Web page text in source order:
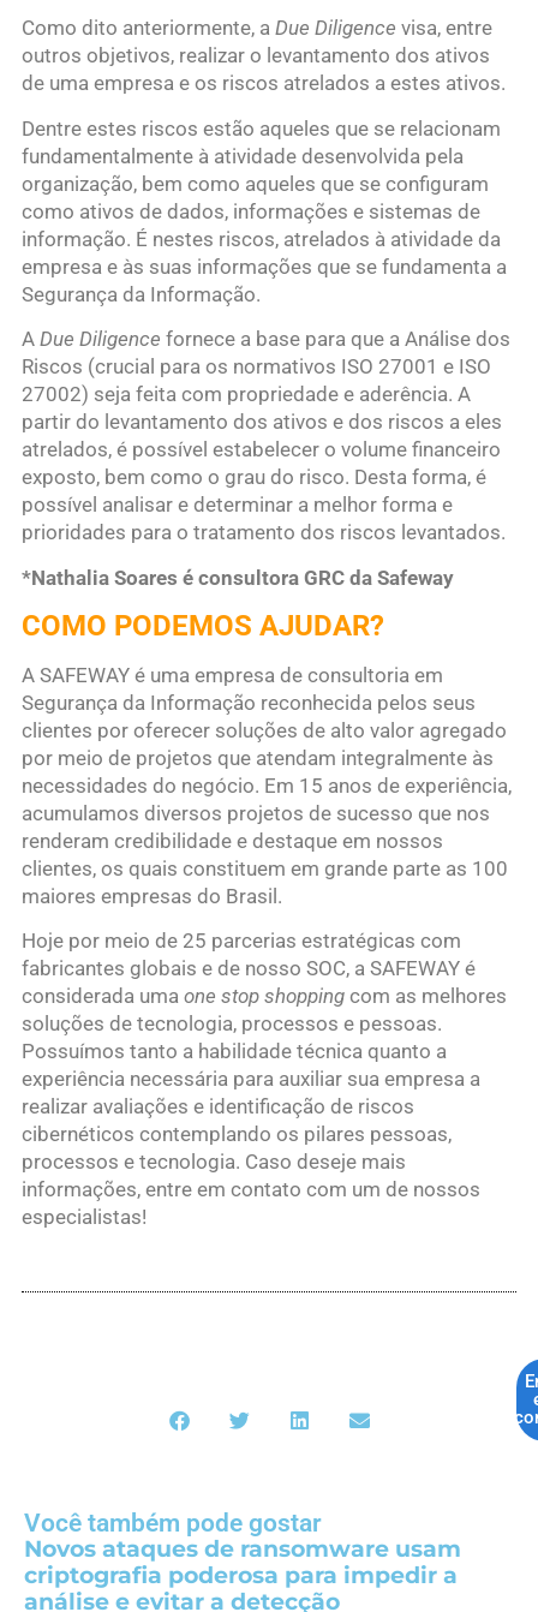
Como dito anteriormente, a Due Diligence visa, entre
outros objetivos, realizar o levantamento dos ativos
de uma empresa e os riscos atrelados a estes ativos.
Dentre estes riscos estão aqueles que se relacionam
fundamentalmente à atividade desenvolvida pela
organização, bem como aqueles que se configuram
como ativos de dados, informações e sistemas de
informação. É nestes riscos, atrelados à atividade da
empresa e às suas informações que se fundamenta a
Segurança da Informação.
A Due Diligence fornece a base para que a Análise dos
Riscos (crucial para os normativos ISO 27001 e ISO
27002) seja feita com propriedade e aderência. A
partir do levantamento dos ativos e dos riscos a eles
atrelados, é possível estabelecer o volume financeiro
exposto, bem como o grau do risco. Desta forma, é
possível analisar e determinar a melhor forma e
prioridades para o tratamento dos riscos levantados.
*Nathalia Soares é consultora GRC da Safeway
COMO PODEMOS AJUDAR?
A SAFEWAY é uma empresa de consultoria em
Segurança da Informação reconhecida pelos seus
clientes por oferecer soluções de alto valor agregado
por meio de projetos que atendam integralmente às
necessidades do negócio. Em 15 anos de experiência,
acumulamos diversos projetos de sucesso que nos
renderam credibilidade e destaque em nossos
clientes, os quais constituem em grande parte as 100
maiores empresas do Brasil.
Hoje por meio de 25 parcerias estratégicas com
fabricantes globais e de nosso SOC, a SAFEWAY é
considerada uma one stop shoppingcom as melhores
soluções de tecnologia, processos e pessoas.
Possuímos tanto a habilidade técnica quanto a
experiência necessária para auxiliar sua empresa a
realizar avaliações e identificação de riscos
cibernéticos contemplando os pilares pessoas,
processos e tecnologia. Caso deseje mais
informações, entre em contato com um de nossos
especialistas!
Você também pode gostar
Novos ataques de ransomware usam
criptografia poderosa para impedir a
análise e evitar a detecção